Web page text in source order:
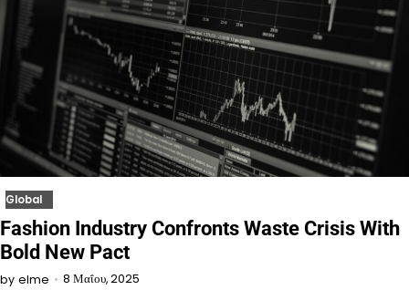
Global
Fashion Industry Confronts Waste Crisis With
Bold New Pact
by elme 8 Μαΐου, 2025